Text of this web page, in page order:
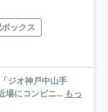
ックス
ジオ神戸中山手
場にコンビニ... もっ